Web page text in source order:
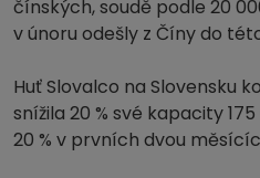
čínských, soudě podle 20
v únoru odešly z Číny do
Huť Slovalco na Slovensku
snížila 20 % své kapacity
20 % v prvních dvou